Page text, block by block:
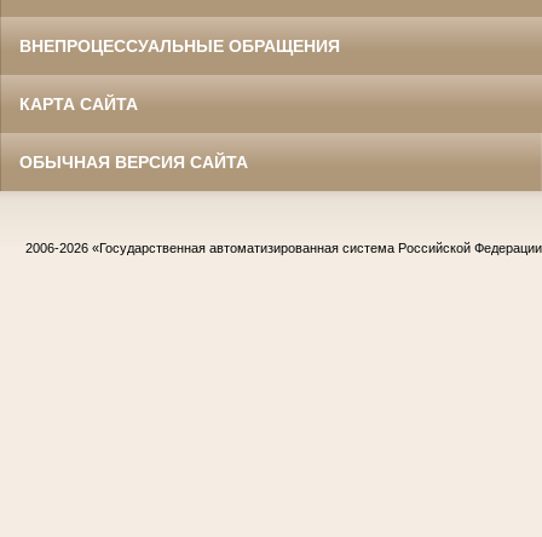
ВНЕПРОЦЕССУАЛЬНЫЕ ОБРАЩЕНИЯ
КАРТА САЙТА
ОБЫЧНАЯ ВЕРСИЯ САЙТА
2006-2026 «Государственная автоматизированная система Российской